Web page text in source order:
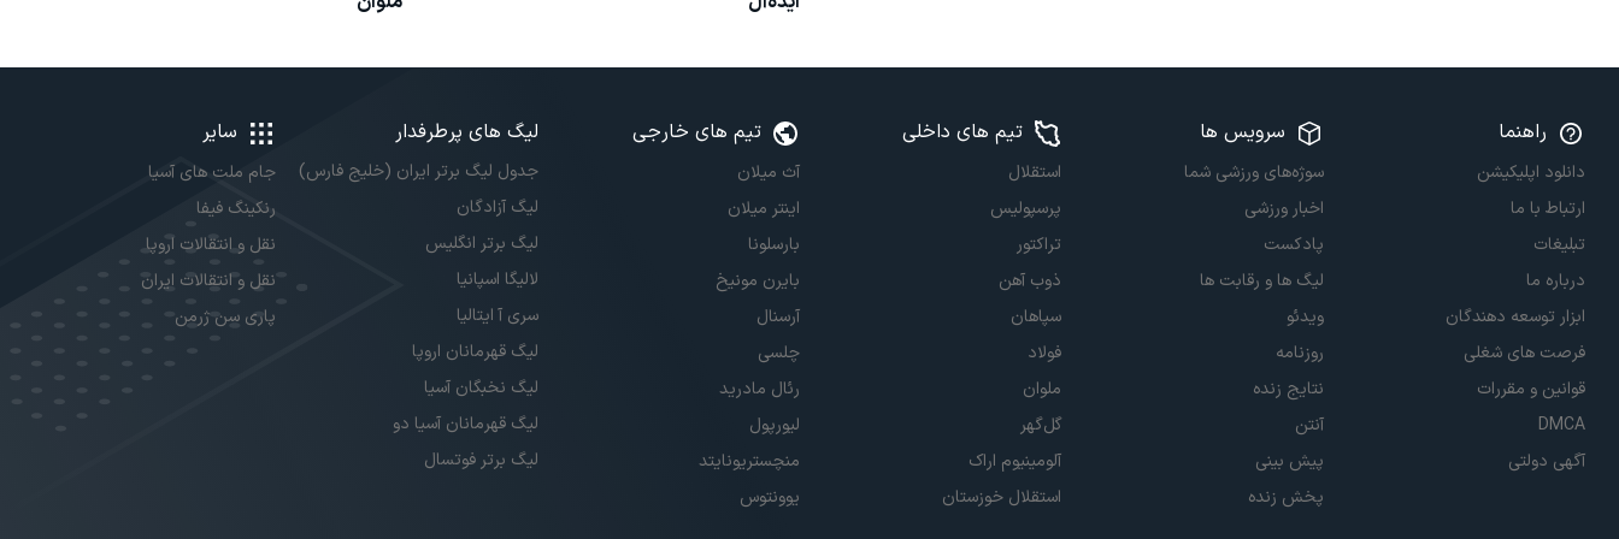
راهنما
دانلود اپلیکیشن
ارتباط با ما
تبلیغات
درباره ما
ابزار توسعه دهندگان
فرصت های شغلی
قوانین و مقررات
DMCA
آگهی دولتی
سرویس ها
سوژه‌های ورزشی شما
اخبار ورزشی
پادکست
لیگ ها و رقابت ها
ویدئو
روزنامه
نتایج زنده
آنتن
پیش بینی
پخش زنده
تیم های داخلی
استقلال
پرسپولیس
تراکتور
ذوب آهن
سپاهان
فولاد
ملوان
گل‌گهر
آلومینیوم اراک
استقلال خوزستان
تیم های خارجی
آث میلان
اینتر میلان
بارسلونا
بایرن مونیخ
آرسنال
چلسی
رئال مادرید
لیورپول
منچستریونایتد
یوونتوس
لیگ های پرطرفدار
جدول لیگ برتر ایران (خلیج فارس)
لیگ آزادگان
لیگ برتر انگلیس
لالیگا اسپانیا
سری آ ایتالیا
لیگ قهرمانان اروپا
لیگ نخبگان آسیا
لیگ قهرمانان آسیا دو
لیگ برتر فوتسال
سایر
جام ملت های آسیا
رنکینگ فیفا
نقل و انتقالات اروپا
نقل و انتقالات ایران
پاری سن ژرمن